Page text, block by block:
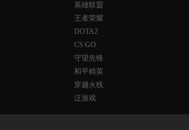
英雄联盟
王者荣耀
DOTA2
CS:GO
守望先锋
和平精英
穿越火线
泛游戏